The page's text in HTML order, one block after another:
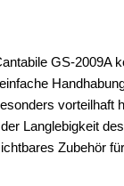
GS-2009A
Langlebigkeit
Zubehör